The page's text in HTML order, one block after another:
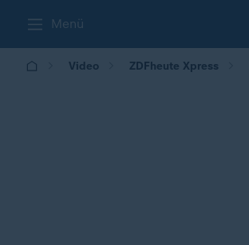
Menü
Video ZDFheute Xpress